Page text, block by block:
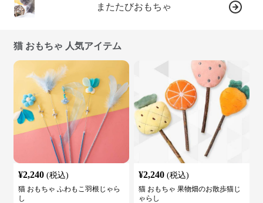
またたびおもちゃ
猫 おもちゃ 人気アイテム
¥2,240 (税込)
猫 おもちゃ ふわもこ羽根じゃら
し
¥2,240 (税込)
猫 おもちゃ 果物畑のお散歩猫じ
ゃらし